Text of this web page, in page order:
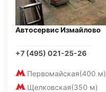
Автосервис Измайлово
+7 (495) 021-25-26
Первомайская(400 м)
Щелковская(350 м)